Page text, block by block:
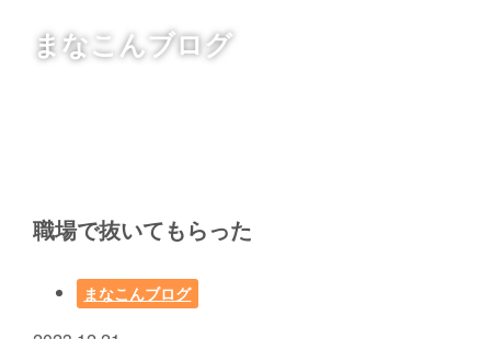
まなこんブログ
職場で抜いてもらった
まなこんブログ